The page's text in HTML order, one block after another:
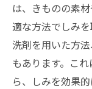
は、きものの素
適な方法でしみ
洗剤を用いた方
もあります。こ
ら、しみを効果